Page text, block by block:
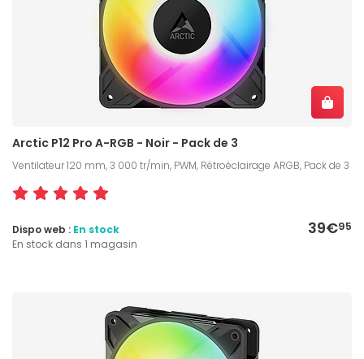
Arctic P12 Pro A-RGB - Noir - Pack de 3
Ventilateur 120 mm, 3 000 tr/min, PWM, Rétroéclairage ARGB, Pack de 3
39€95
Dispo web : En stock
En stock dans 1 magasin